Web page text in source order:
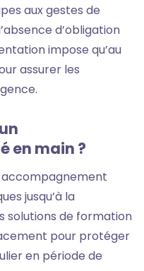
aux gestes de
d’obligation
impose qu’au
assurer les
en main ?
accompagnement
jusqu’à la
solutions de formation
pour protéger
en période de